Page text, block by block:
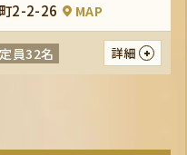
2-2-26 MAP
定員32名 詳細